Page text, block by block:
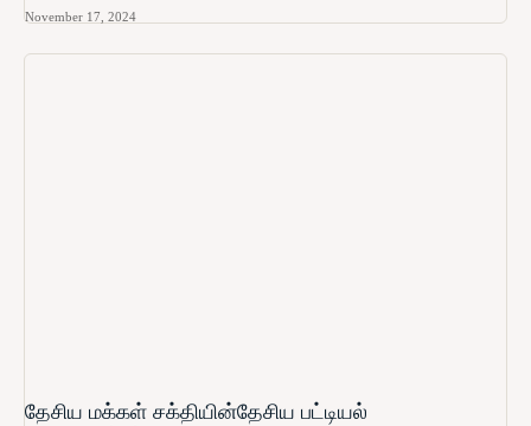
November 17, 2024
தேசிய மக்கள் சக்தியின்தேசிய பட்டியல்